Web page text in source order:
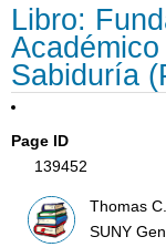
Libro:
Sabiduría
Page ID
139452
Thomas
SUNY